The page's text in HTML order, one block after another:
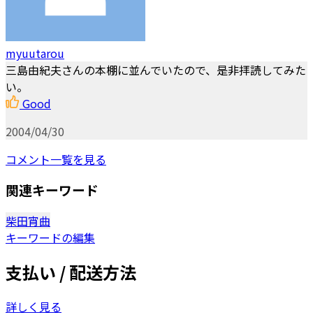
myuutarou
三島由紀夫さんの本棚に並んでいたので、是非拝読してみた
い。
Good
2004/04/30
コメント一覧を見る
関連キーワード
柴田宵曲
キーワードの編集
支払い / 配送方法
詳しく見る